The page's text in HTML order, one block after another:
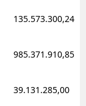
135.573.300,24
985.371.910,85
39.131.285,00